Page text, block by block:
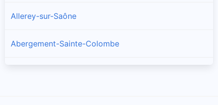
Allerey-sur-Saône
Abergement-Sainte-Colombe